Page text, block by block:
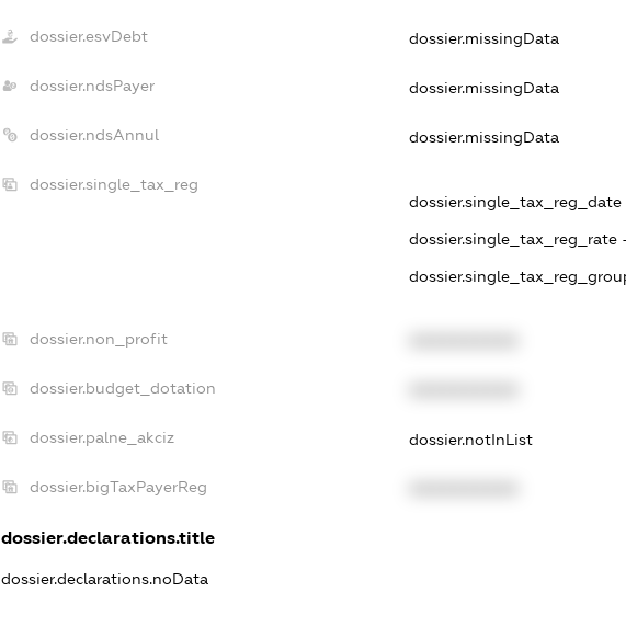
dossier.esvDebt dossier.missingData
dossier.ndsPayer dossier.missingData
dossier.ndsAnnul dossier.missingData
dossier.single_tax_reg
dossier.single_tax_reg_date -
dossier.single_tax_reg_rate
dossier.non_profit
dossier.budget_dotation
dossier.palne_akciz dossier.notInList
dossier.bigTaxPayerReg
dossier.declarations.title
dossier.declarations.noData